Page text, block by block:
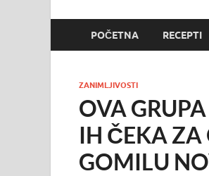
POČETNA RECEPTI
ZANIMLJIVOSTI
OVA
IH ČEKA
GOMILU